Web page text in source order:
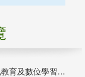
育及數位學習